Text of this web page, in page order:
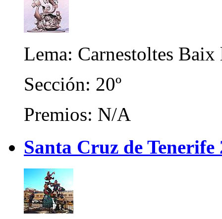
Lema: Carnestoltes
Sección: 20º
Premios: N/A
Santa Cruz de Tenerife